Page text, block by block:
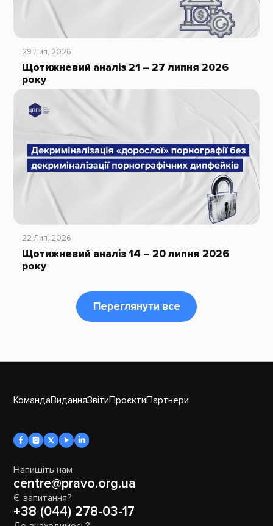
29 Лип, 2026
Щотижневий аналіз 21 – 27 липня 2026
року
22 Лип, 2026
Щотижневий аналіз 14 – 20 липня 2026
року
Переглянути все
КомандаВиданняЗвітиПроєктиПартнери
Напишіть нам
centre@pravo.org.ua
Є запитання?
+38 (044) 278-03-17